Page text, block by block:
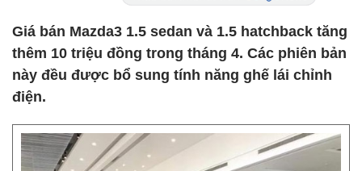
Giá bán Mazda3 1.5 sedan và 1.5 hatchback tăng
thêm 10 triệu đồng trong tháng 4. Các phiên bản
này đều được bổ sung tính năng ghế lái chỉnh
điện.